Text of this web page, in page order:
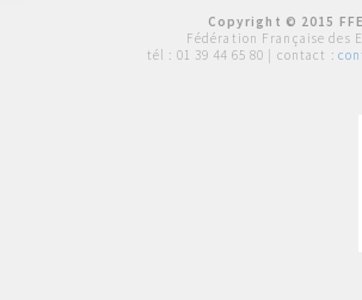
Copyright © 2015
Fédération Française des
tél : 01 39 44 65 80 | contact :